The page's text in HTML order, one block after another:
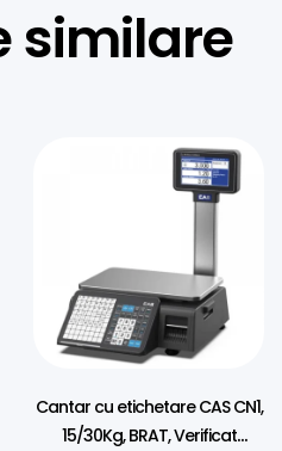
similare
Cantar cu etichetare CAS CN1,
15/30Kg, BRAT, Verificat